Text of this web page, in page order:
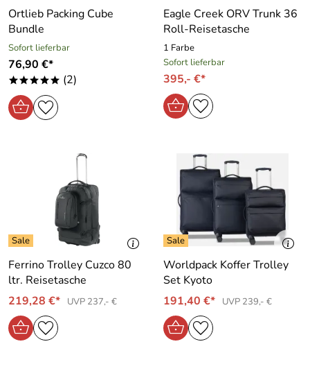
Ortlieb Packing Cube
Bundle
Sofort lieferbar
76,90 €*
***** (2)
Eagle Creek ORV Trunk 36
Roll-Reisetasche
1 Farbe
Sofort lieferbar
395,- €*
Ferrino Trolley Cuzco 80
ltr. Reisetasche
219,28 €*
UVP 237,- €
Worldpack Koffer Trolley
Set Kyoto
191,40 €*
UVP 239,- €